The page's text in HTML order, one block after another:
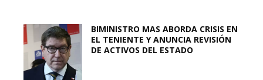
BIMINISTRO MAS ABORDA CRISIS EN
EL TENIENTE Y ANUNCIA REVISIÓN
DE ACTIVOS DEL ESTADO